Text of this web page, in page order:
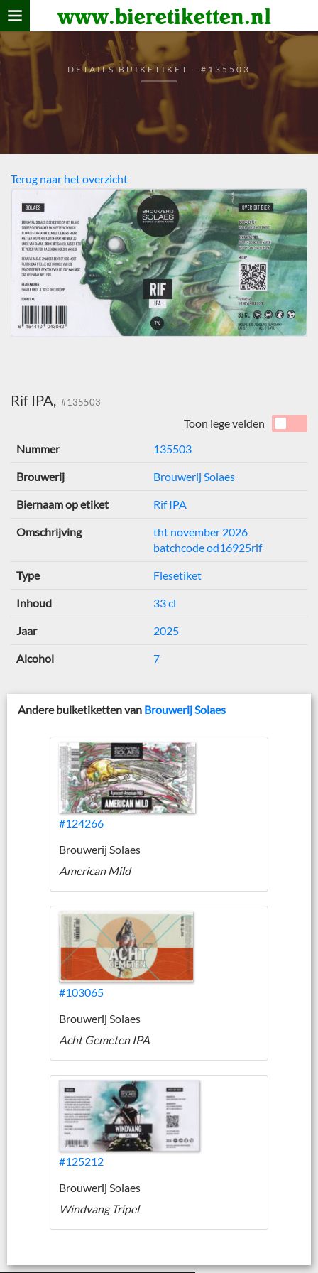
www.bieretiketten.nl
Home
verzamelen
De bierkaart
Bezoekers
DETAILS BUIKETIKET - #135503
Terug naar het overzicht
Rif IPA, #135503
Toon lege velden
Nummer
135503
Brouwerij Brouwerij Solaes
Biernaam op etiket Rif IPA
Omschrijving
tht november 2026
batchcode od16925rif
Type Flesetiket
Inhoud 33 cl
Jaar 2025
Alcohol 7
Andere buiketiketten van Brouwerij Solaes
#124266
Brouwerij Solaes
American Mild
#103065
Brouwerij Solaes
Acht Gemeten IPA
#125212
Brouwerij Solaes
Windvang Tripel